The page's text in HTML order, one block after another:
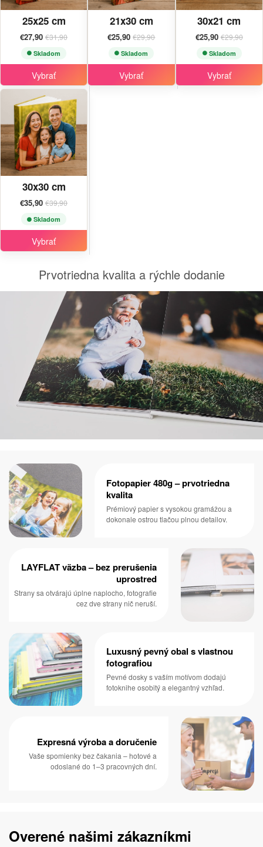
25x25 cm
€27,90€31,90
Skladom
Vybrať
30x30 cm
€35,90€39,90
Skladom
Vybrať
21x30 cm
€25,90€29,90
Skladom
Vybrať
30x21 cm
€25,90 €29,90
Skladom
Vybrať
Prvotriedna kvalita a rýchle dodanie
Fotopapier 480g – prvotriedna
kvalita
Prémiový papier s vysokou gramážou a
dokonale ostrou tlačou plnou detailov.
LAYFLAT väzba – bez prerušenia
uprostred
Strany sa otvárajú úplne naplocho, fotografie
cez dve strany nič neruší.
Luxusný pevný obal s vlastnou
fotografiou
Pevné dosky s vaším motívom dodajú
fotoknihe osobitý a elegantný vzhľad.
Expresná výroba a doručenie
Vaše spomienky bez čakania – hotové a
odoslané do 1–3 pracovných dní.
Overené našimi zákazníkmi